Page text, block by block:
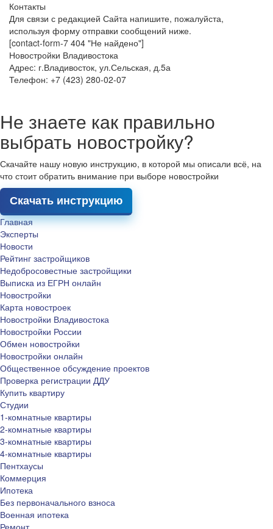
Контакты
Для связи с редакцией Сайта напишите, пожалуйста,
используя форму отправки сообщений ниже.
[contact-form-7 404 "Не найдено"]
Новостройки Владивостока
Адрес: г.Владивосток, ул.Сельская, д.5а
Телефон: +7 (423) 280-02-07
Не знаете как правильно
выбрать новостройку?
Скачайте нашу новую инструкцию, в которой мы описали всё, на
что стоит обратить внимание при выборе новостройки
Скачать инструкцию
Главная
Эксперты
Новости
Рейтинг застройщиков
Недобросовестные застройщики
Выписка из ЕГРН онлайн
Новостройки
Карта новостроек
Новостройки Владивостока
Новостройки России
Обмен новостройки
Новостройки онлайн
Общественное обсуждение проектов
Проверка регистрации ДДУ
Купить квартиру
Студии
1-комнатные квартиры
2-комнатные квартиры
3-комнатные квартиры
4-комнатные квартиры
Пентхаусы
Коммерция
Ипотека
Без первоначального взноса
Военная ипотека
Ремонт